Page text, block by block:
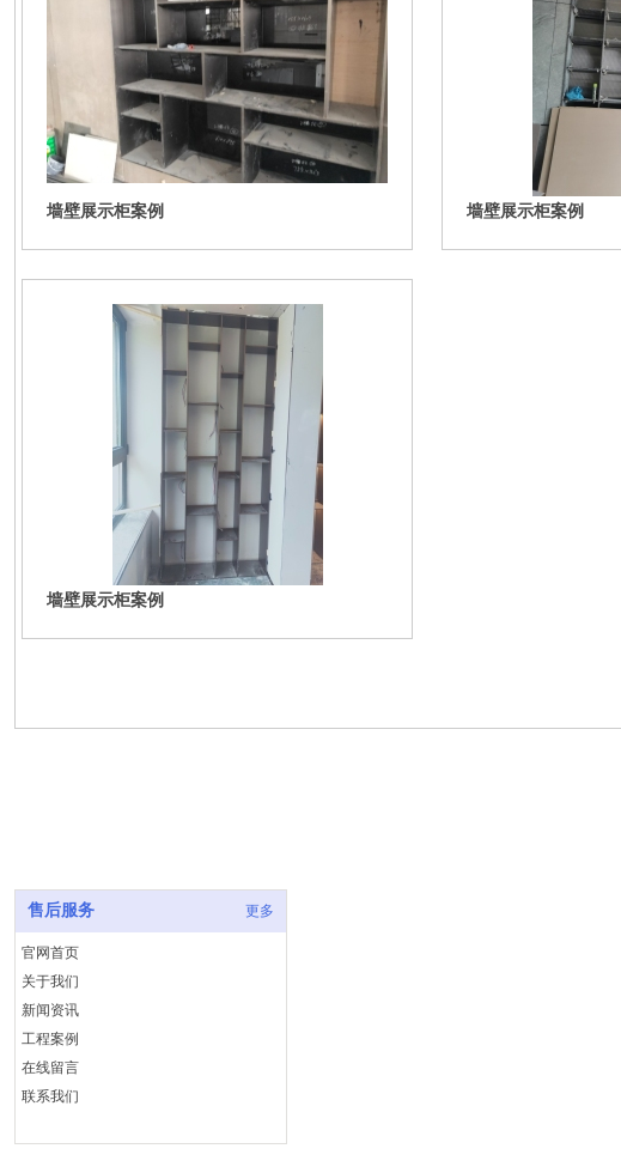
墙壁展示柜案例 墙壁展示柜案例
墙壁展示柜案例
售后服务 更多
官网首页
关于我们
新闻资讯
工程案例
在线留言
联系我们